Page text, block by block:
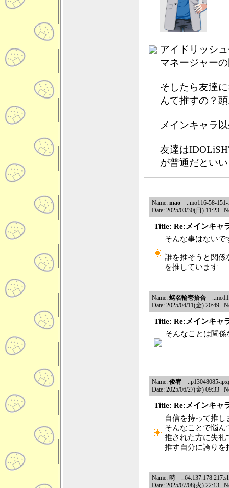
アイドリッシ
マネージャー
そしたら友達
んて推すの？
メインキャラ
友達は
が普通だとい
Name: mao ..mo116-58-151-
Date: 2025/03/30(日) 11:23
Title: Re:メインキャ
そんな事はないで
誰を推そうと関係
を推しています
Name: 蛯名輪壱拾合
Date: 2025/04/11(金) 20:49
Title: Re:メインキャ
そんなことは関
Name: 俊宥 ..p13048085-
Date: 2025/06/27(金) 09:33
Title: Re:メインキャ
自信を持って推し
そんなことで悩ん
推された方に失礼
推す自分に誇りを
Name: 時
Date: 2025/07/08(火) 22:13